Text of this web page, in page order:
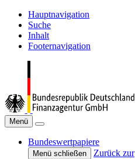
Hauptnavigation
Suche
Inhalt
Footernavigation
Menü
Bundeswertpapiere
Menü schließen
Zurück zur